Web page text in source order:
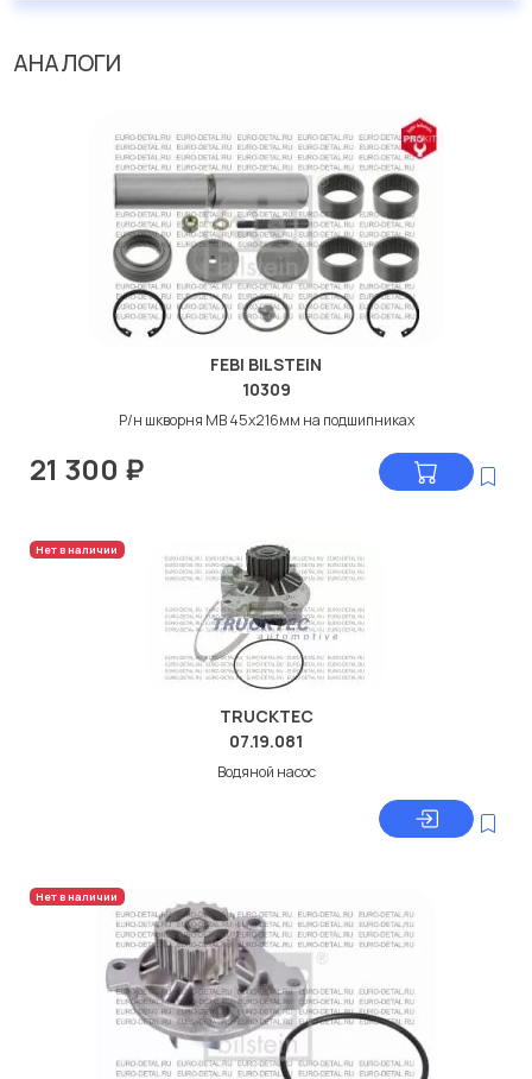
АНАЛОГИ
FEBI BILSTEIN
10309
Р/н шкворня МВ 45x216мм на подшипниках
21 300 ₽
Нет в наличии
TRUCKTEC
07.19.081
Водяной насос
Нет в наличии